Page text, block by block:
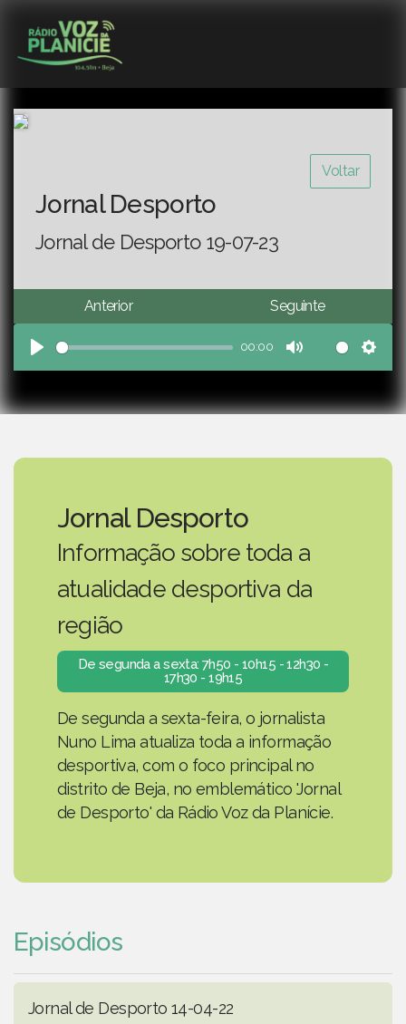
Voltar
Jornal Desporto
Jornal de Desporto 19-07-23
Anterior Seguinte
Play
00:00
Mute
Jornal Desporto
Informação sobre toda a
atualidade desportiva da
região
De segunda a sexta: 7h50 - 10h15 - 12h30 -
17h30 - 19h15
De segunda a sexta-feira, o jornalista
Nuno Lima atualiza toda a informação
desportiva, com o foco principal no
distrito de Beja, no emblemático 'Jornal
de Desporto' da Rádio Voz da Planície.
Episódios
Jornal de Desporto 14-04-22